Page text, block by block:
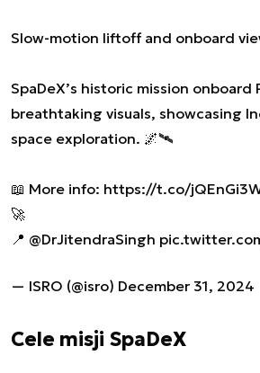
Slow-motion liftoff and onboard
SpaDeX’s historic mission onboard
breathtaking visuals, showcasing
space exploration. 🌌🛰️
📖 More info: https://t.co/
🚀
📍 @DrJitendraSingh
— ISRO (@isro) December 31, 2024
Cele misji SpaDeX